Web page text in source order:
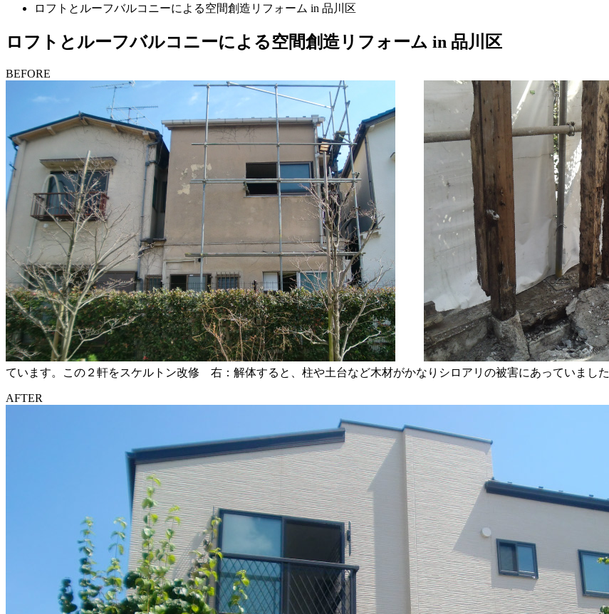
ロフトとルーフバルコニーによる空間創造リフォーム in 品川区
ロフトとルーフバルコニーによる空間創造リフォーム in 品川区
BEFORE
ています。この２軒をスケルトン改修 右：解体すると、柱や土台など木材がかなりシロアリの被害にあっていました
AFTER